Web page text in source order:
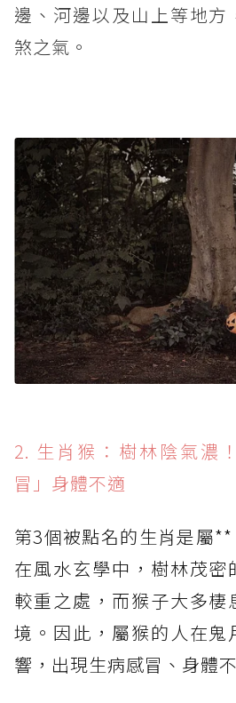
邊、河邊以及山上等地方
煞之氣。
2. 生肖猴：樹林陰氣濃
冒」身體不適
第3個被點名的生肖是屬
在風水玄學中，樹林茂密
較重之處，而猴子大多棲
境。因此，屬猴的人在鬼
響，出現生病感冒、身體